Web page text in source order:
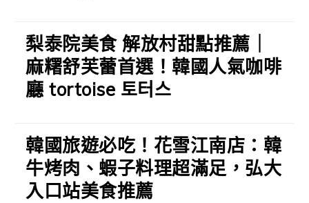
梨泰院美食 解放村甜點推薦｜
麻糬舒芙蕾首選！韓國人氣咖啡
廳 tortoise 토터스
韓國旅遊必吃！花雪江南店：韓
牛烤肉、蝦子料理超滿足，弘大
入口站美食推薦